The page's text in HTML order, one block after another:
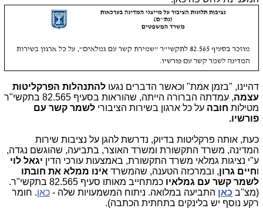
דהיינו, "בזמן אמת" וכאשר הדברים נגעו להתנהלות הפרקליטות
עצמה
, עמדתה הברורה הייתה, שהוראות בסעיף 82.565 בתקשי"ר
מטילות חובה על כל ארגון בשירות הציבורי לשמר קשר עם
פורשיו.
כעת, אותה פרקליטות בדיוק, נדרשת להגן על נציבות שירות
המדינה, משרד התקשורת ומשרד האוצר, בתביעה, שהוגשם נגדה,
ע"י נציגות גמלאי משרד התקשורת, באמצעות עורכי הדין יגאל לוי
וחיים גרון, ובמרכזה הטענה, שהמשרד אינו ממלא את חובתו
לשמר קשר עם גמלאיו
כמתחייב מאותו סעיף 82.565 בתקשי"ר.
(מצ"ב כאן התביעה במלואה. ניתוח המשמעויות שלה - כאן. חומר
רקע נוסף יש בלינקים בתחתית הכתבה).